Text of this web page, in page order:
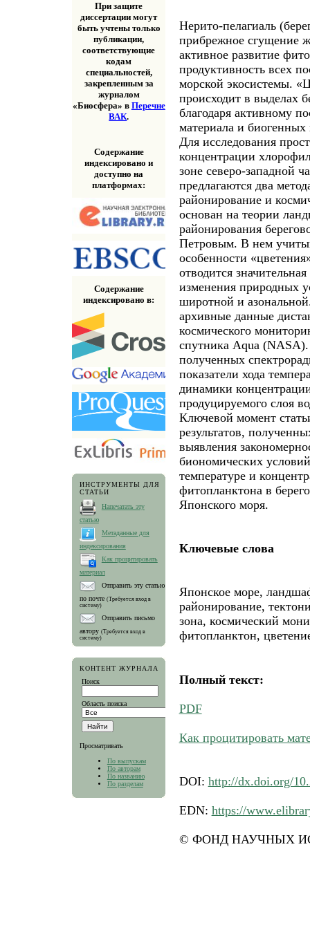
При защите
диссертации могут
быть учтены только
публикации,
соответствующие
кодам
специальностей,
закрепленным за
журналом
«Биосфера» в Перечне
ВАК.
Содержание
индексировано и
доступно на
платформах:
Содержание
индексировано в:
ИНСТРУМЕНТЫ ДЛЯ
СТАТЬИ
Напечатать эту
статью
Метаданные для
индексирования
Как процитировать
материал
Отправить эту статью
по почте (Требуется вход в
систему)
Отправить письмо
автору (Требуется вход в
систему)
КОНТЕНТ ЖУРНАЛА
Поиск
Область поиска
Просматривать
По выпускам
По авторам
По названию
По разделам
Нерито-пелагиаль
прибрежное сгущение
активное развитие
продуктивность всех
морской экосистемы.
происходит в выделах
благодаря активному
материала и
Для исследования
концентрации
зоне северо-западной
предлагаются два
районирование и
основан на теории
районирования
Петровым. В нем
особенности
отводится
изменения природных
широтной и
архивные данные
космического
спутника Aqua
полученных
показатели хода
динамики
продуцируемого слоя
Ключевой момент
результатов,
выявления
биономических
температуре и
фитопланктона в
Японского моря.
Ключевые слова
Японское море,
районирование,
зона, космический
фитопланктон,
Полный текст:
PDF
Как процитировать
DOI: http://dx.doi.org/
EDN: https://
© ФОНД НАУЧНЫХ